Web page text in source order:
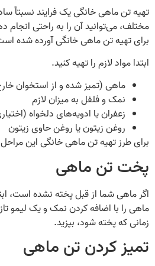
تهیه تن ماهی خانگی یک فرایند نسبتاً
مختلف، می‌توانید آن را به راحتی
برای تهیه تن ماهی خانگی آورده شده
ابتدا مواد لازم را تهیه کنید.
ماهی (تمیز شده و از استخوان
نمک و فلفل به میزان لازم
زعفران یا ادویه‌های دلخواه
روغن زیتون یا روغن حاوی زیتون
برای طرز تهیه تن ماهی خانگی این
پخت تن ماهی
اگر ماهی شما از قبل پخته نشده است،
ماهی را با اضافه کردن نمک و یک لیمو
زمانی که پخته شود، بپزید.
تمیز کردن تن ماهی